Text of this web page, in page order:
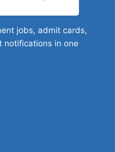
jobs, admit cards,
notifications in one